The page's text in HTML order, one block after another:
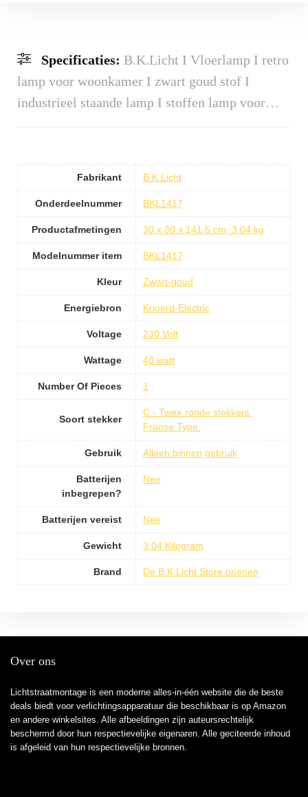
Specificaties: B.K.Licht I Vloerlamp I retro
lamp voor woonkamer I zwart goud stof I
industrieel staande lamp I stoffen lamp voor…
Fabrikant B.K.Licht
Onderdeelnummer BKL1417
Productafmetingen 30 x 30 x 141.5 cm; 3.04 kg
Modelnummer item BKL1417
Kleur Zwart-goud
Energiebron Knoerd-Electric
Voltage 230 Volt
Wattage 40 watt
Number Of Pieces 1
Soort stekker
C - Twee ronde stekkers.
Franse Type.
Gebruik Alleen binnen gebruik
Batterijen
inbegrepen?
Nee
Batterijen vereist Nee
Gewicht 3.04 Kilogram
Brand De B.K.Licht Store openen
Over ons
Lichtstraatmontage is een moderne alles-in-één website die de beste
deals biedt voor verlichtingsapparatuur die beschikbaar is op Amazon
en andere winkelsites. Alle afbeeldingen zijn auteursrechtelijk
beschermd door hun respectievelijke eigenaren. Alle geciteerde inhoud
is afgeleid van hun respectievelijke bronnen.